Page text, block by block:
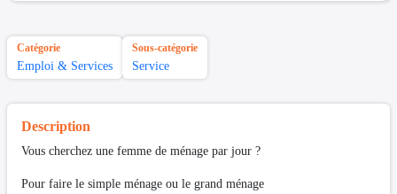
Catégorie
Emploi & Services
Sous-catégorie
Service
Description
Vous cherchez une femme de ménage par jour ?
Pour faire le simple ménage ou le grand ménage